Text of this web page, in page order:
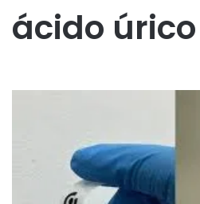
ácido úrico